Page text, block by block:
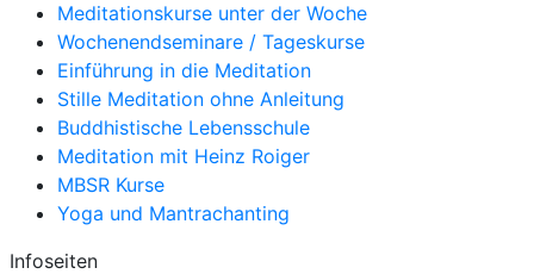
Meditationskurse unter der Woche
Wochenendseminare / Tageskurse
Einführung in die Meditation
Stille Meditation ohne Anleitung
Buddhistische Lebensschule
Meditation mit Heinz Roiger
MBSR Kurse
Yoga und Mantrachanting
Infoseiten